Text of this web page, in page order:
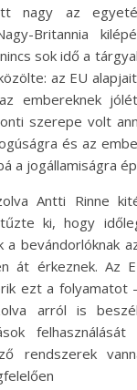
nagy az
Britannia
sok idő a
az EU
embereknek
szerepe volt
és az
a jogállamiságra
Antti Rinne
ki, hogy
a bevándorlóknak
át érkeznek. Az
ezt a folyamatot
arról is
rendszerek